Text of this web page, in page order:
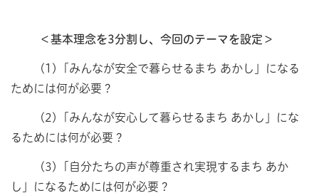
＜基本理念を3分割し、今回のテーマを設定＞
(1)「みんなが安全で暮らせるまち あかし」になる
ためには何が必要？
(2)「みんなが安心して暮らせるまち あかし」にな
るためには何が必要？
(3)「自分たちの声が尊重され実現するまち あか
し」になるためには何が必要？